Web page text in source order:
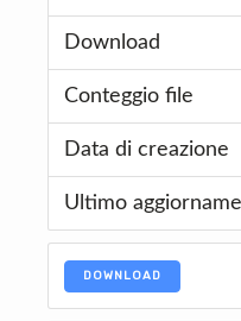
Download
Conteggio file
Data di creazione
Ultimo
DOWNLOAD